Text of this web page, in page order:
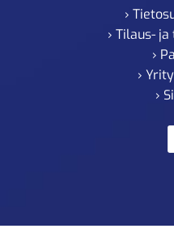
›
› Tilaus-
›
›
›